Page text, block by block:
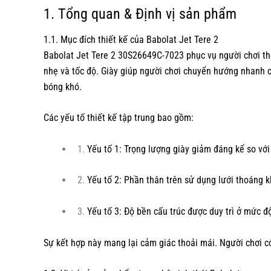
1. Tổng quan & Định vị sản phẩm
1.1. Mục đích thiết kế của Babolat Jet Tere 2
Babolat Jet Tere 2 30S26649C-7023 phục vụ người chơi
nhẹ và tốc độ. Giày giúp người chơi chuyển hướng
bóng khó.
Các yếu tố thiết kế tập trung bao gồm:
Yếu tố 1: Trọng lượng giày giảm đáng kể so
Yếu tố 2: Phần thân trên sử dụng lưới thoáng
Yếu tố 3: Độ bền cấu trúc được duy trì ở mức
Sự kết hợp này mang lại cảm giác thoải mái. Người chơi